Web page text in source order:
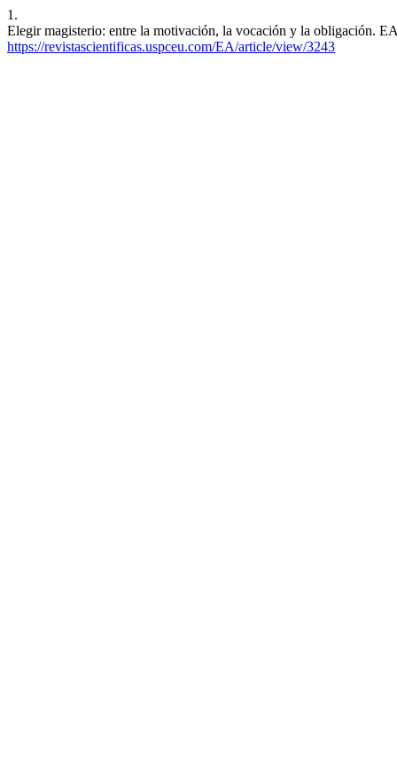
1.
Elegir magisterio: entre la motivación, la vocación y la obligación.
https://revistascientificas.uspceu.com/EA/article/view/3243